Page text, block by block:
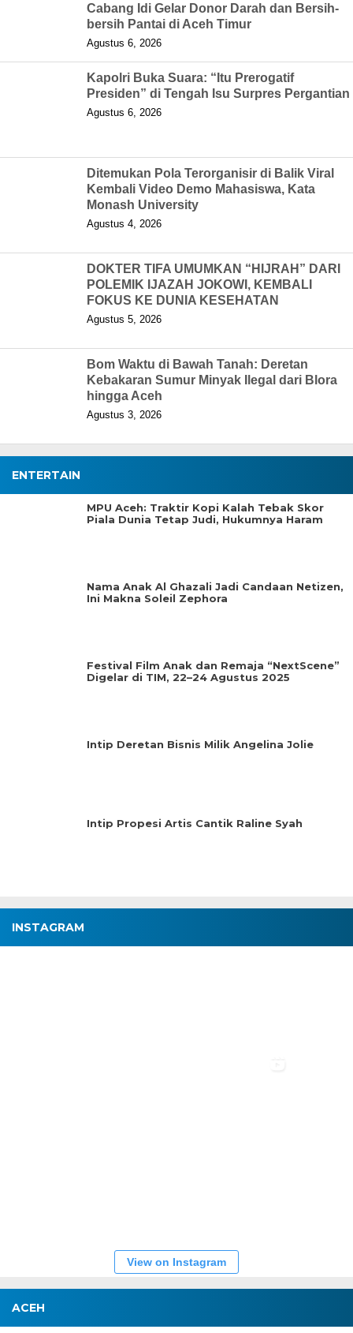
Cabang Idi Gelar Donor Darah dan Bersih-
bersih Pantai di Aceh Timur
Agustus 6, 2026
Kapolri Buka Suara: “Itu Prerogatif
Presiden” di Tengah Isu Surpres Pergantian
Agustus 6, 2026
Ditemukan Pola Terorganisir di Balik Viral
Kembali Video Demo Mahasiswa, Kata
Monash University
Agustus 4, 2026
DOKTER TIFA UMUMKAN “HIJRAH” DARI
POLEMIK IJAZAH JOKOWI, KEMBALI
FOKUS KE DUNIA KESEHATAN
Agustus 5, 2026
Bom Waktu di Bawah Tanah: Deretan
Kebakaran Sumur Minyak Ilegal dari Blora
hingga Aceh
Agustus 3, 2026
ENTERTAIN
MPU Aceh: Traktir Kopi Kalah Tebak Skor
Piala Dunia Tetap Judi, Hukumnya Haram
Nama Anak Al Ghazali Jadi Candaan Netizen,
Ini Makna Soleil Zephora
Festival Film Anak dan Remaja “NextScene”
Digelar di TIM, 22–24 Agustus 2025
Intip Deretan Bisnis Milik Angelina Jolie
Intip Propesi Artis Cantik Raline Syah
INSTAGRAM
View on Instagram
ACEH